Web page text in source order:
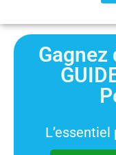
Gagnez